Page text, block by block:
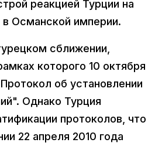
реакцией Турции на
в Османской империи.
сближении,
которого 10 октября
об установлении
Однако Турция
протоколов, что
22 апреля 2010 года